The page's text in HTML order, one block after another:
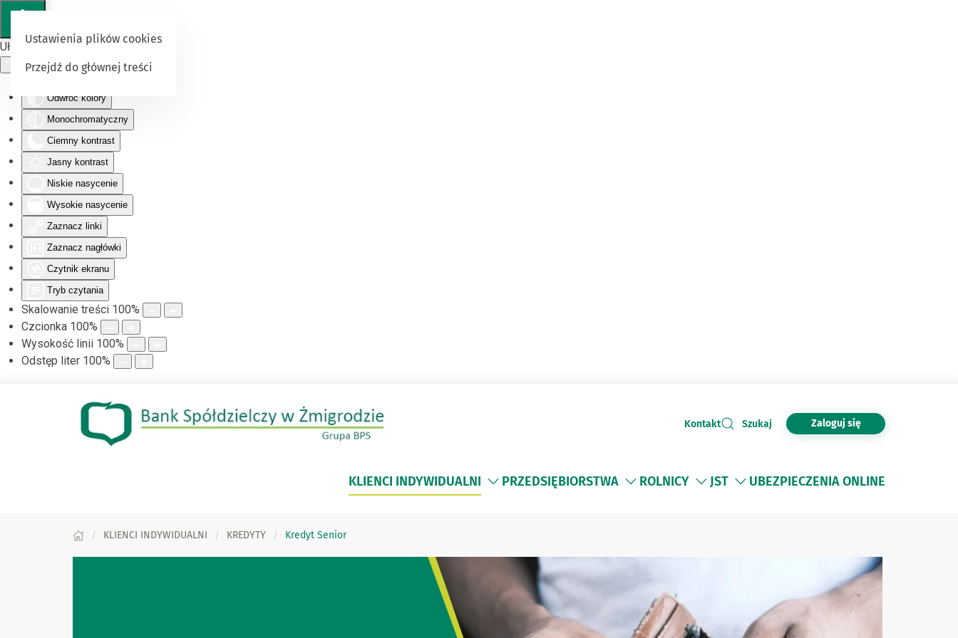
Ułatwienia dostępu
Odwróć kolory
Monochromatyczny
Ciemny kontrast
Jasny kontrast
Niskie nasycenie
Wysokie nasycenie
Zaznacz linki
Zaznacz nagłówki
Czytnik ekranu
Tryb czytania
Skalowanie treści 100%
Czcionka 100%
Wysokość linii 100%
Odstęp liter 100%
Ustawienia plików cookies
Przejdź do głównej treści
Kontakt Szukaj Zaloguj się
KLIENCI INDYWIDUALNI PRZEDSIĘBIORSTWA ROLNICY JST UBEZPIECZENIA ONLINE
KLIENCI INDYWIDUALNI KREDYTY Kredyt Senior